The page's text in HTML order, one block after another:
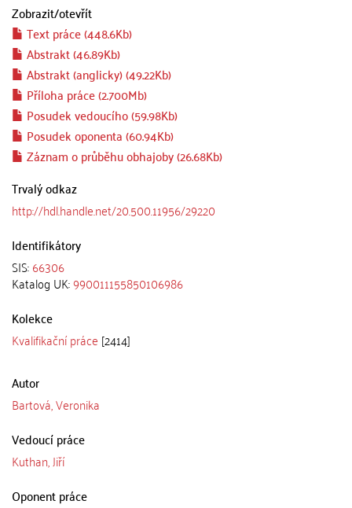
Zobrazit/otevřít
Text práce (448.6Kb)
Abstrakt (46.89Kb)
Abstrakt (anglicky) (49.22Kb)
Příloha práce (2.700Mb)
Posudek vedoucího (59.98Kb)
Posudek oponenta (60.94Kb)
Záznam o průběhu obhajoby (26.68Kb)
Trvalý odkaz
http://hdl.handle.net/20.500.11956/29220
Identifikátory
SIS:66306
Katalog UK:990011155850106986
Kolekce
Kvalifikační práce [2414]
Autor
Bartová, Veronika
Vedoucí práce
Kuthan, Jiří
Oponent práce